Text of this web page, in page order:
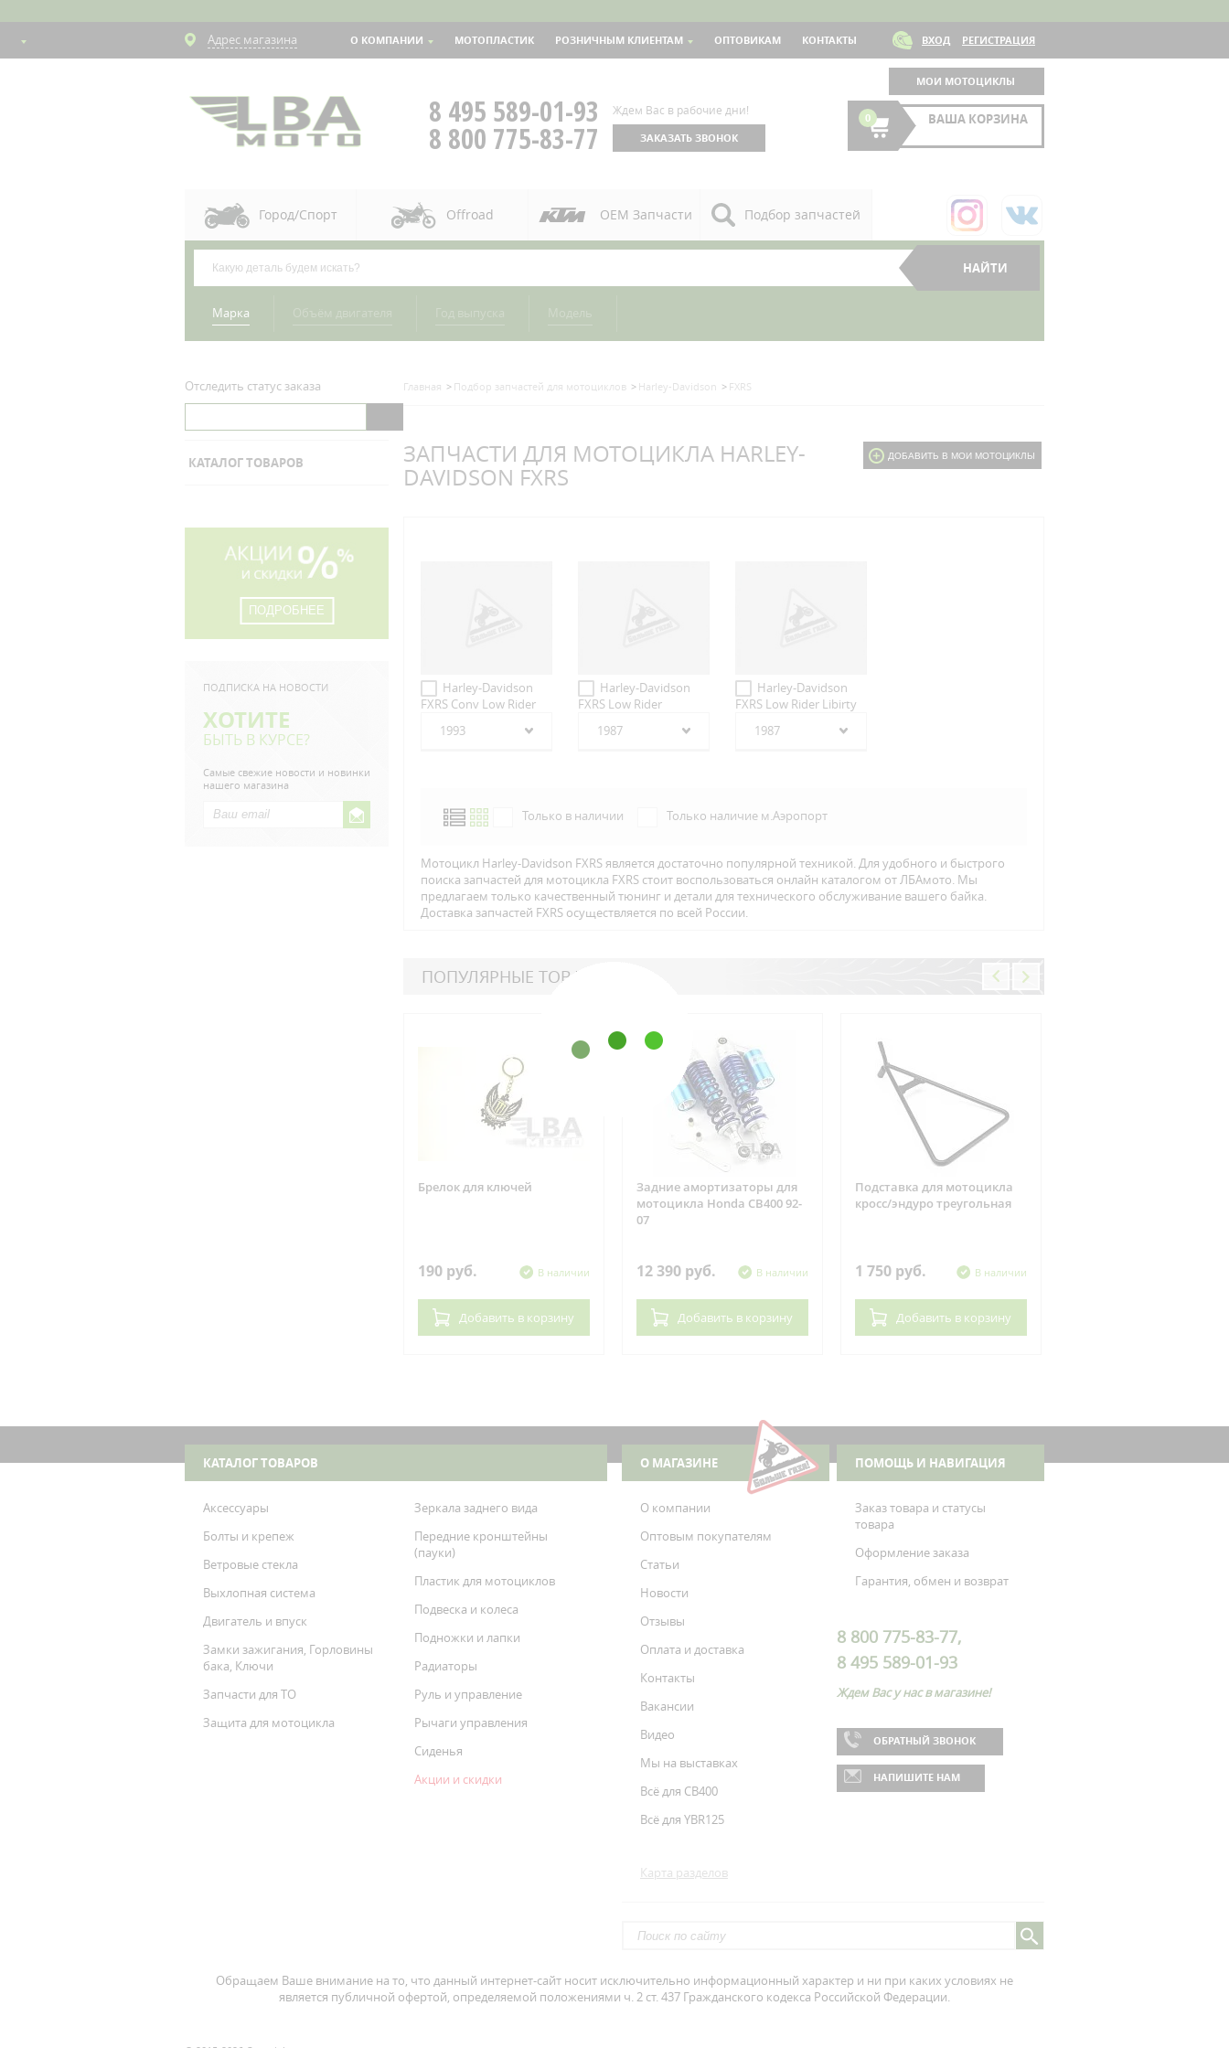
Адрес магазина О КОМПАНИИ МОТОПЛАСТИК РОЗНИЧНЫМ КЛИЕНТАМ ОПТОВИКАМ КОНТАКТЫ ВХОД РЕГИСТРАЦИЯ
МОИ МОТОЦИКЛЫ
8 495 589-01-93
8 800 775-83-77
Ждем Вас в рабочие дни!
ЗАКАЗАТЬ ЗВОНОК
0 ВАША КОРЗИНА
Город/Спорт Offroad OEM Запчасти Подбор запчастей
Марка
Отследить статус заказа
КАТАЛОГ ТОВАРОВ
ПОДРОБНЕЕ
ПОДПИСКА НА НОВОСТИ
ХОТИТЕ
БЫТЬ В КУРСЕ?
Самые свежие новости и новинки
нашего магазина
Главная Подбор запчастей для мотоциклов Harley-Davidson FXRS
ЗАПЧАСТИ ДЛЯ МОТОЦИКЛА HARLEY-
DAVIDSON FXRS
ДОБАВИТЬ В МОИ МОТОЦИКЛЫ
Harley-Davidson
FXRS Conv Low Rider
1993
Harley-Davidson
FXRS Low Rider
1987
Harley-Davidson
FXRS Low Rider Libirty
1987
Только в наличии Только наличие м.Аэропорт
Мотоцикл Harley-Davidson FXRS является достаточно популярной техникой. Для удобного и быстрого
поиска запчастей для мотоцикла FXRS стоит воспользоваться онлайн каталогом от ЛБАмото. Мы
предлагаем только качественный тюнинг и детали для технического обслуживание вашего байка.
Доставка запчастей FXRS осуществляется по всей Росcии.
ПОПУЛЯРНЫЕ ТОВАРЫ
Брелок для ключей
190 руб. В наличии
Добавить в корзину
Задние амортизаторы для
мотоцикла Honda CB400 92-
07
12 390 руб. В наличии
Добавить в корзину
Подставка для мотоцикла
кросс/эндуро треугольная
1 750 руб. В наличии
Добавить в корзину
КАТАЛОГ ТОВАРОВ
Аксессуары
Болты и крепеж
Ветровые стекла
Выхлопная система
Двигатель и впуск
Замки зажигания, Горловины
бака, Ключи
Запчасти для ТО
Защита для мотоцикла
Зеркала заднего вида
Передние кронштейны
(пауки)
Пластик для мотоциклов
Подвеска и колеса
Подножки и лапки
Радиаторы
Руль и управление
Рычаги управления
Сиденья
Акции и скидки
О МАГАЗИНЕ
О компании
Оптовым покупателям
Статьи
Новости
Отзывы
Оплата и доставка
Контакты
Вакансии
Видео
Мы на выставках
Всё для CB400
Всё для YBR125
Карта разделов
ПОМОЩЬ И НАВИГАЦИЯ
Заказ товара и статусы
товара
Оформление заказа
Гарантия, обмен и возврат
8 800 775-83-77,
8 495 589-01-93
Ждем Вас у нас в магазине!
ОБРАТНЫЙ ЗВОНОК
НАПИШИТЕ НАМ
Обращаем Ваше внимание на то, что данный интернет-сайт носит исключительно информационный характер и ни при каких условиях не
является публичной офертой, определяемой положениями ч. 2 ст. 437 Гражданского кодекса Российской Федерации.